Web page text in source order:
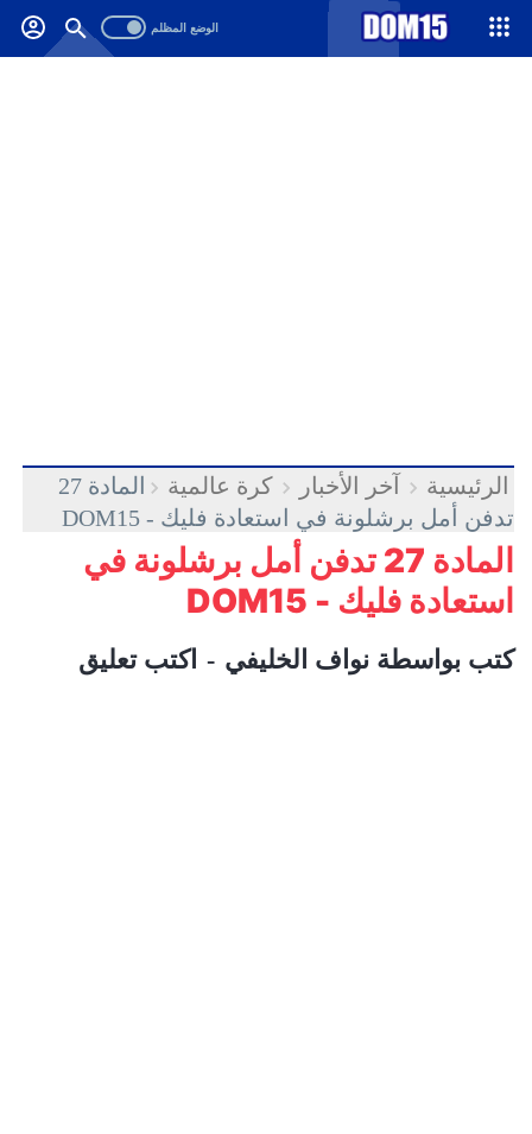
-->
الرئيسية آخر الأخبار كرة عالمية
المادة 27
تدفن أمل برشلونة في استعادة فليك - DOM15
المادة 27 تدفن أمل برشلونة في
استعادة فليك - DOM15
كتب بواسطة نواف الخليفي اكتب تعليق